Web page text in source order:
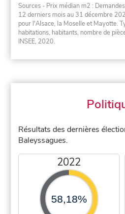
Sources - Prix médian m2 :
12 derniers mois au 31 décembre
pour l'Alsace, la Moselle et Mayotte.
habitations, habitants, nombre de
INSEE, 2020.
Résultats des dernières
Baleyssagues.
2022
58,18%